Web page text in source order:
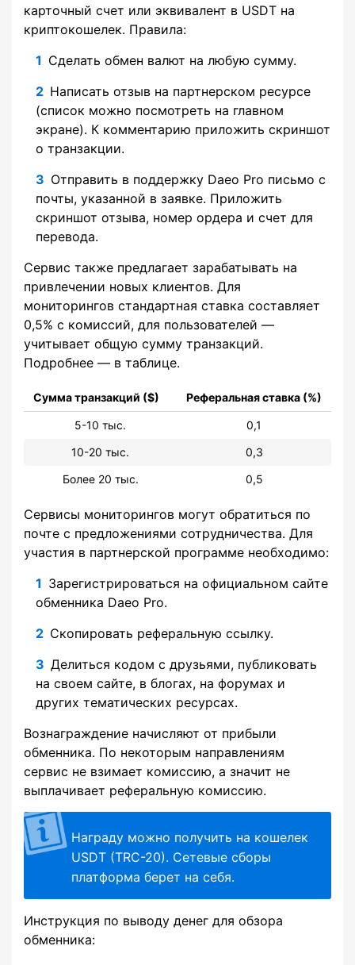
карточный счет или эквивалент в USDT на
криптокошелек. Правила:
Сделать обмен валют на любую сумму.
Написать отзыв на партнерском ресурсе
(список можно посмотреть на главном
экране). К комментарию приложить скриншот
о транзакции.
Отправить в поддержку Daeo Pro письмо с
почты, указанной в заявке. Приложить
скриншот отзыва, номер ордера и счет для
перевода.
Сервис также предлагает зарабатывать на
привлечении новых клиентов. Для
мониторингов стандартная ставка составляет
0,5% с комиссий, для пользователей —
учитывает общую сумму транзакций.
Подробнее — в таблице.
Сумма транзакций ($) Реферальная ставка (%)
5-10 тыс.
0,1
10-20 тыс.
0,3
Более 20 тыс.
0,5
Сервисы мониторингов могут обратиться по
почте с предложениями сотрудничества. Для
участия в партнерской программе необходимо:
Зарегистрироваться на официальном сайте
обменника Daeo Pro.
Скопировать реферальную ссылку.
Делиться кодом с друзьями, публиковать
на своем сайте, в блогах, на форумах и
других тематических ресурсах.
Вознаграждение начисляют от прибыли
обменника. По некоторым направлениям
сервис не взимает комиссию, а значит не
выплачивает реферальную комиссию.
Награду можно получить на кошелек
USDT (TRC-20). Сетевые сборы
платформа берет на себя.
Инструкция по выводу денег для обзора
обменника: